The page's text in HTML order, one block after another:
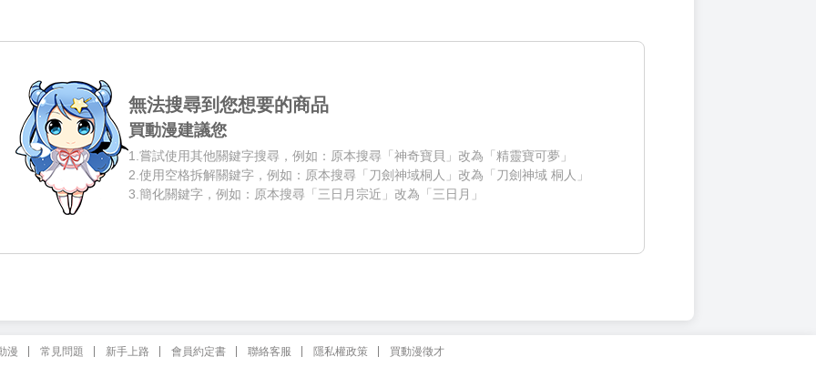
無法搜尋到您想要的商品
買動漫建議您
1.嘗試使用其他關鍵字搜尋，例如：原本搜尋「神奇寶貝」改為「精靈寶可夢」
2.使用空格拆解關鍵字，例如：原本搜尋「刀劍神域桐人」改為「刀劍神域 桐人」
3.簡化關鍵字，例如：原本搜尋「三日月宗近」改為「三日月」
漫 常見問題 新手上路 會員約定書 聯絡客服 隱私權政策 買動漫徵才